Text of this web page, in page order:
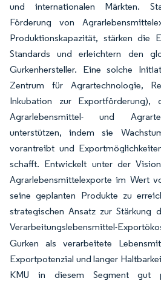
und internationalen Märkten.
Förderung von
Produktionskapazität, stärken die
Standards und erleichtern den
Gurkenhersteller. Eine solche
Zentrum für Agrartechnologie,
Inkubation zur
Agrarlebensmittel- und
unterstützen, indem sie
vorantreibt und
schafft. Entwickelt unter der
Agrarlebensmittelexporte im Wert
seine geplanten Produkte zu
strategischen Ansatz zur Stärkung
Verarbeitungslebensmittel-
Gurken als verarbeitete
Exportpotenzial und langer
KMU in diesem Segment gut